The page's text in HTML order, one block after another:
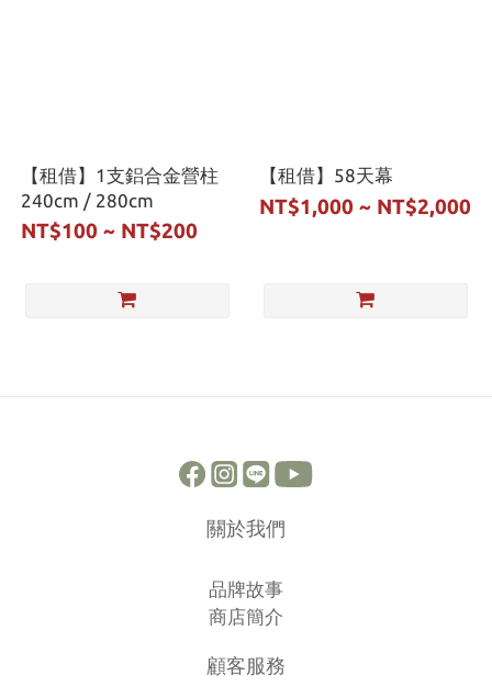
【租借】1支鋁合金營柱
240cm / 280cm
NT$100 ~ NT$200
【租借】58天幕
NT$1,000 ~ NT$2,000
關於我們
品牌故事
商店簡介
顧客服務